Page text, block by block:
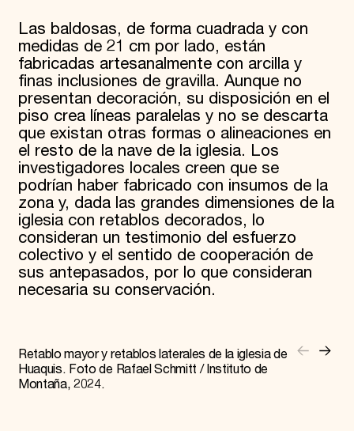
Las baldosas, de forma cuadrada y con
medidas de 21 cm por lado, están
fabricadas artesanalmente con arcilla y
finas inclusiones de gravilla. Aunque no
presentan decoración, su disposición en el
piso crea líneas paralelas y no se descarta
que existan otras formas o alineaciones en
el resto de la nave de la iglesia. Los
investigadores locales creen que se
podrían haber fabricado con insumos de la
zona y, dada las grandes dimensiones de la
iglesia con retablos decorados, lo
consideran un testimonio del esfuerzo
colectivo y el sentido de cooperación de
sus antepasados, por lo que consideran
necesaria su conservación.
Retablo mayor y retablos laterales de la iglesia de
Huaquis. Foto de Rafael Schmitt / Instituto de
Montaña, 2024.